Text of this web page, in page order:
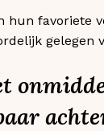
hun favoriete
gelegen